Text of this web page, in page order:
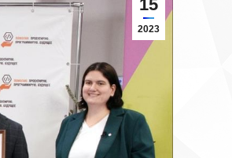
15
2023